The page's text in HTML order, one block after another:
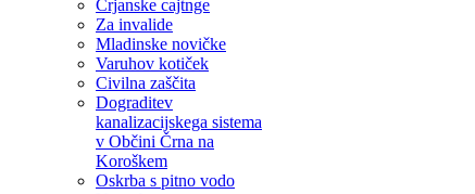
Črjanske cajtnge
Za invalide
Mladinske novičke
Varuhov kotiček
Civilna zaščita
Dograditev
kanalizacijskega sistema
v Občini Črna na
Koroškem
Oskrba s pitno vodo